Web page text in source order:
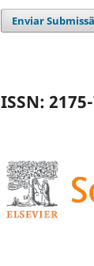
Enviar
ISSN: